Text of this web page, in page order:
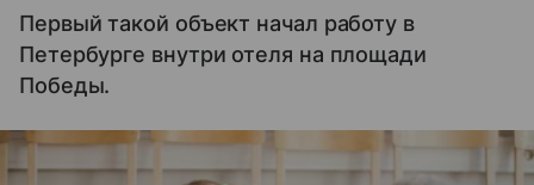
Первый такой объект начал работу в
Петербурге внутри отеля на площади
Победы.